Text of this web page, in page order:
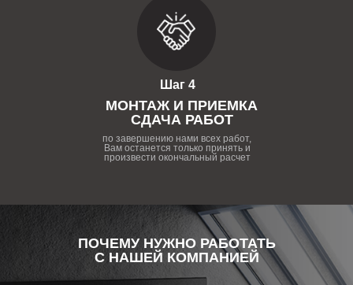
Шаг 4
МОНТАЖ И ПРИЕМКА
СДАЧА РАБОТ
по завершению нами всех работ,
Вам останется только принять и
произвести окончальный расчет
ПОЧЕМУ НУЖНО РАБОТАТЬ
С НАШЕЙ КОМПАНИЕЙ